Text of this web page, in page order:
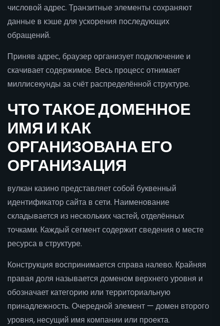
числовой адрес. Транзитные элементы сохраняют
данные в кэше для ускорения последующих
обращений.
Приняв адрес, браузер организует подключение и
скачивает содержимое. Весь процесс отнимает
миллисекунды за счёт распределённой структуре.
ЧТО ТАКОЕ ДОМЕННОЕ
ИМЯ И КАК
ОРГАНИЗОВАНА ЕГО
ОРГАНИЗАЦИЯ
вулкан казино представляет собой буквенный
идентификатор сайта в сети. Наименование
складывается из нескольких частей, отделённых
точками. Каждый сегмент содержит сведения о месте
ресурса в структуре.
Конструкция воспринимается справа налево. Крайняя
правая доля называется доменом верхнего уровня и
обозначает категорию или территориальную
принадлежность. Очередной элемент — домен второго
уровня, несущий имя компании или проекта.